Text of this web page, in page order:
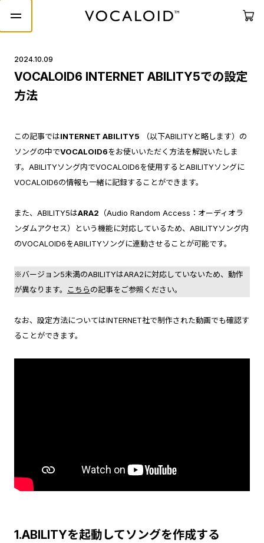
2024.10.09
VOCALOID6 INTERNET ABILITY5での設定
方法
この記事ではINTERNET ABILITY5 （以下ABILITYと略します）の
ソングの中でVOCALOID6をお使いいただく方法を解説いたしま
す。ABILITYソング内でVOCALOID6を使用するとABILITYソングに
VOCALOID6の情報も一緒に記録することができます。
また、ABILITY5はARA2 （Audio Random Access：オーディオラ
ンダムアクセス）という機能に対応しているため、ABILITYソング内
のVOCALOID6をABILITYソングに連動させることが可能です。
※バージョン5未満のABILITYはARA2に対応していないため、動作
が異なります。
こちらの記事をご参照ください。
なお、設定方法についてはINTERNET社で制作された動画でも確認す
ることができます。
1.ABILITYを起動してソングを作成する